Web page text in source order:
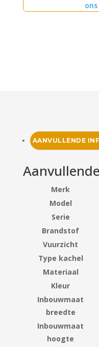
AANVULLENDE
Merk
Model
Serie
Brandstof
Vuurzicht
Type kachel
Materiaal
Kleur
Inbouwmaat
breedte
Inbouwmaat
hoogte